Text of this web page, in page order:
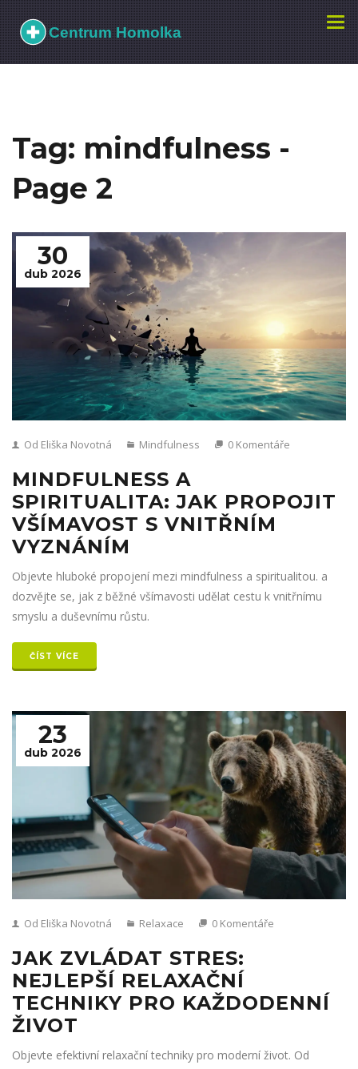
Tag: mindfulness -
Page 2
30
dub 2026
Od Eliška Novotná Mindfulness 0 Komentáře
MINDFULNESS A
SPIRITUALITA: JAK PROPOJIT
VŠÍMAVOST S VNITŘNÍM
VYZNÁNÍM
Objevte hluboké propojení mezi mindfulness a spiritualitou. a
dozvějte se, jak z běžné všímavosti udělat cestu k vnitřnímu
smyslu a duševnímu růstu.
ČÍST VÍCE
23
dub 2026
Od Eliška Novotná Relaxace 0 Komentáře
JAK ZVLÁDAT STRES:
NEJLEPŠÍ RELAXAČNÍ
TECHNIKY PRO KAŽDODENNÍ
ŽIVOT
Objevte efektivní relaxační techniky pro moderní život. Od